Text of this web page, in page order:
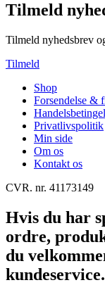
Tilmeld
Tilmeld nyhedsbrev
Tilmeld
Shop
Forsendelse &
Privatlivspolitik
Min side
Om os
Kontakt os
CVR. nr. 41173149
Hvis du har
ordre,
du
kundeservice.